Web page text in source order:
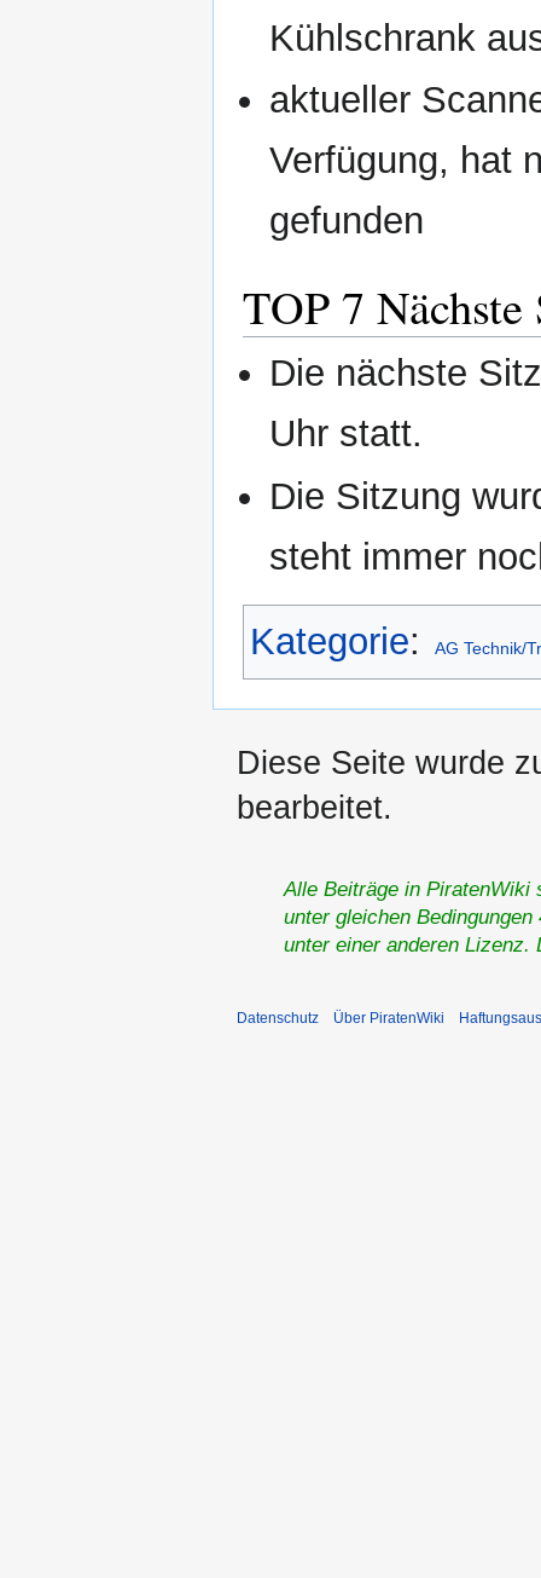
Kühlschrank
aktueller
Verfügung, hat
gefunden
TOP 7
Die nächste
Uhr statt.
Die Sitzung
steht immer
Kategorie: AG Technik/
Diese Seite wurde
bearbeitet.
Alle Beiträge in PiratenWiki
unter gleichen
unter einer anderen
Datenschutz Über PiratenWiki